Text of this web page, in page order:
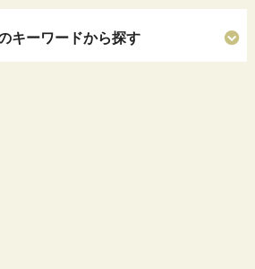
キーワードから探す